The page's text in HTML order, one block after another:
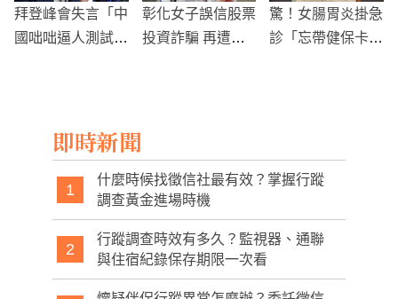
拜登峰會失言「中
國咄咄逼人測試我
彰化女子誤信股票
投資詐騙 再遭要
驚！女腸胃炎掛急
診「忘帶健保卡」
即時新聞
1
什麼時候找徵信社最有效？掌握行蹤
調查黃金進場時機
2
行蹤調查時效有多久？監視器、通聯
與住宿紀錄保存期限一次看